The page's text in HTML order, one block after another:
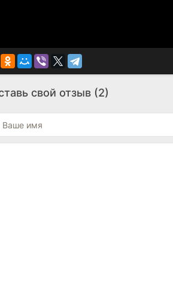
свой отзыв (2)